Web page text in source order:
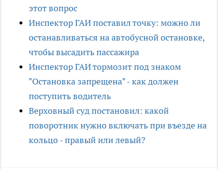
этот вопрос
Инспектор ГАИ поставил точку: можно ли
останавливаться на автобусной остановке,
чтобы высадить пассажира
Инспектор ГАИ тормозит под знаком
"Остановка запрещена" - как должен
поступить водитель
Верховный суд постановил: какой
поворотник нужно включать при въезде на
кольцо - правый или левый?